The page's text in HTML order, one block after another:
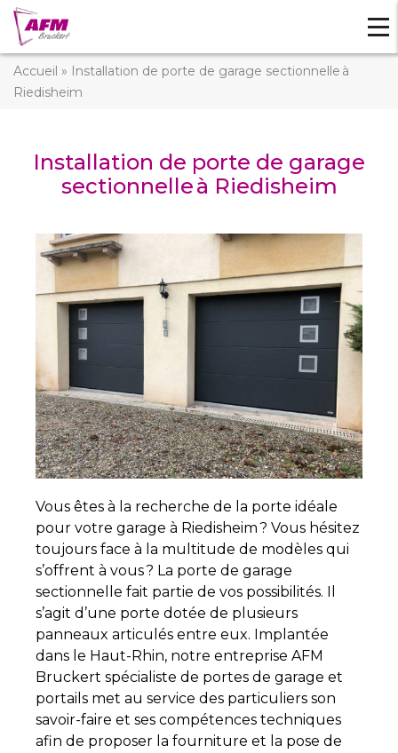
Accueil » Installation de porte de garage sectionnelle à
Riedisheim
Installation de porte de garage
sectionnelle à Riedisheim
Vous êtes à la recherche de la porte idéale
pour votre garage à Riedisheim ? Vous hésitez
toujours face à la multitude de modèles qui
s’offrent à vous ? La porte de garage
sectionnelle fait partie de vos possibilités. Il
s’agit d’une porte dotée de plusieurs
panneaux articulés entre eux. Implantée
dans le Haut-Rhin, notre entreprise AFM
Bruckert spécialiste de portes de garage et
portails met au service des particuliers son
savoir-faire et ses compétences techniques
afin de proposer la fourniture et la pose de